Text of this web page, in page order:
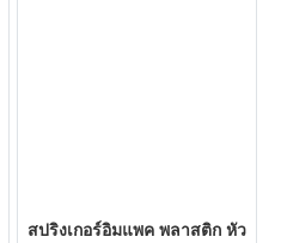
สปริงเกอร์อิมแพค พลาสติก หัว